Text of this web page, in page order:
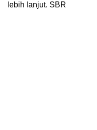
lebih lanjut. SBR